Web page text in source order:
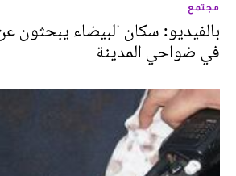
مجتمع
بالفيديو: سكان البيضاء يبحثون
في ضواحي المدينة